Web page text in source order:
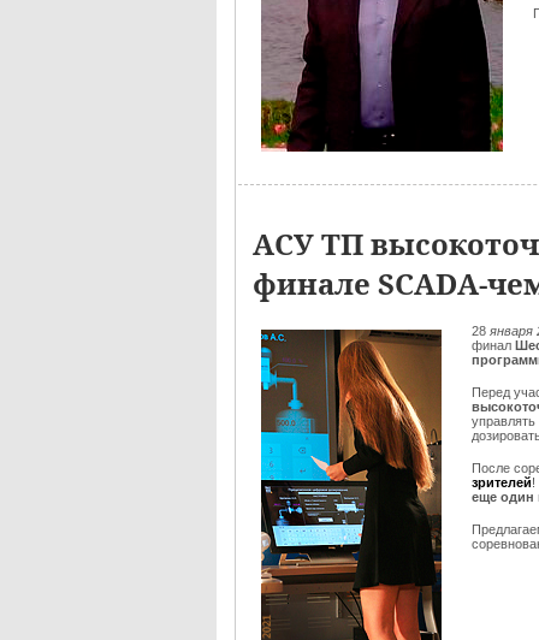
АСУ ТП
финале SCADA-
28 января
финал
Перед
После
зрителей!
еще один